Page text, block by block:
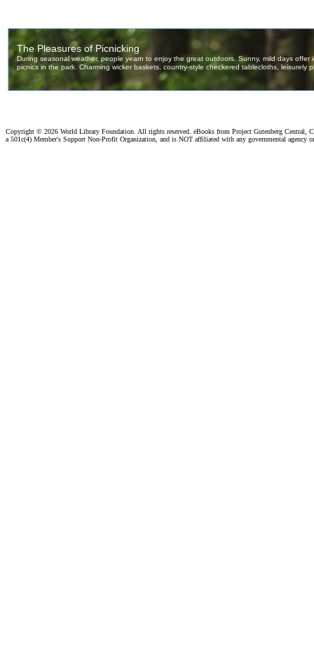
Copyright © 2026 World Library Foundation. All rights reserved. eBooks from Project Gutenberg Central,
a 501c(4) Member's Support Non-Profit Organization, and is NOT affiliated with any governmental agency